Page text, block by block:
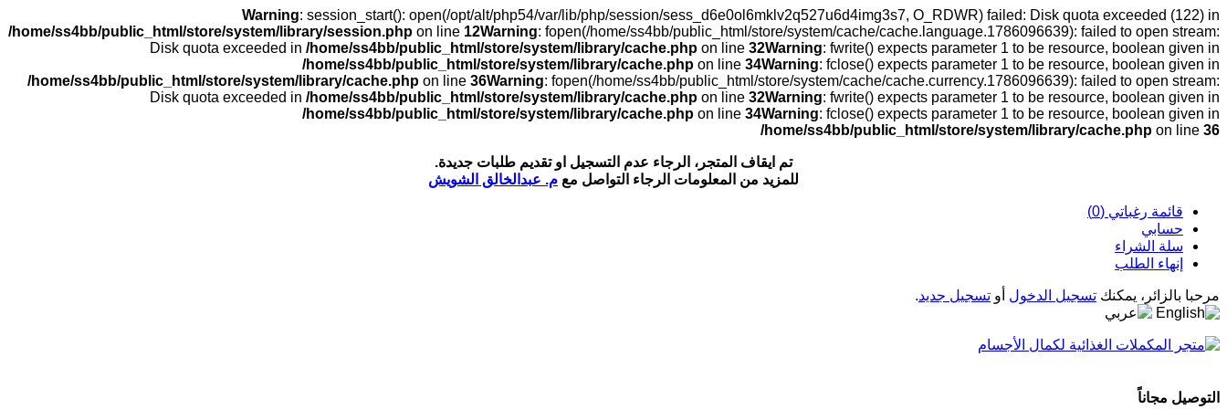
Warning: session_start(): open(/opt/alt/php54/var/lib/php/session/sess_d6e0ol6mklv2q527u6d4img3s7, O_RDWR) failed: Disk quota exceeded (122) in
/home/ss4bb/public_html/store/system/library/session.php on line 12Warning: fopen(/home/ss4bb/public_html/store/system/cache/cache.language.1786096639): failed to open stream:
Disk quota exceeded in /home/ss4bb/public_html/store/system/library/cache.php on line 32Warning: fwrite() expects parameter 1 to be resource, boolean given in
/home/ss4bb/public_html/store/system/library/cache.php on line 34Warning: fclose() expects parameter 1 to be resource, boolean given in
/home/ss4bb/public_html/store/system/library/cache.php on line 36Warning: fopen(/home/ss4bb/public_html/store/system/cache/cache.currency.1786096639): failed to open stream:
Disk quota exceeded in /home/ss4bb/public_html/store/system/library/cache.php on line 32Warning: fwrite() expects parameter 1 to be resource, boolean given in
/home/ss4bb/public_html/store/system/library/cache.php on line 34Warning: fclose() expects parameter 1 to be resource, boolean given in
/home/ss4bb/public_html/store/system/library/cache.php on line 36
تم ايقاف المتجر، الرجاء عدم التسجيل او تقديم طلبات جديدة.
للمزيد من المعلومات الرجاء التواصل مع م. عبدالخالق الشويش
قائمة رغباتي (0)
حسابي
سلة الشراء
إنهاء الطلب
مرحبا بالزائر، يمكنك تسجيل الدخول أو تسجيل جديد.
التوصيل مجاناً